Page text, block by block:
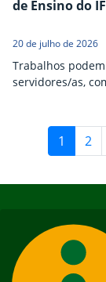
de Ensino do
20 de julho de 2026
Trabalhos
servidores/as,
1 2